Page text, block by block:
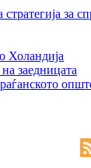
Холандија
заедницата